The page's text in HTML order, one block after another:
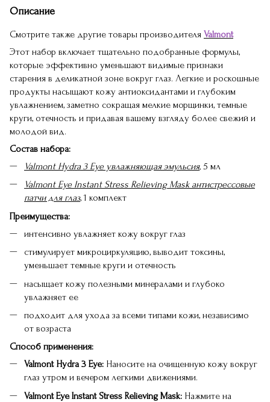
Описание
Смотрите также другие товары производителя Valmont
Этот набор включает тщательно подобранные формулы,
которые эффективно уменьшают видимые признаки
старения в деликатной зоне вокруг глаз. Легкие и роскошные
продукты насыщают кожу антиоксидантами и глубоким
увлажнением, заметно сокращая мелкие морщинки, темные
круги, отечность и придавая вашему взгляду более свежий и
молодой вид.
Состав набора:
Valmont Hydra 3 Eye увлажняющая эмульсия, 5 мл
Valmont Eye Instant Stress Relieving Mask антистрессовые
патчи для глаз, 1 комплект
Преимущества:
интенсивно увлажняет кожу вокруг глаз
стимулирует микроциркуляцию, выводит токсины,
уменьшает темные круги и отечность
насыщает кожу полезными минералами и глубоко
увлажняет ее
подходит для ухода за всеми типами кожи, независимо
от возраста
Способ применения:
Valmont Hydra 3 Eye: Наносите на очищенную кожу вокруг
глаз утром и вечером легкими движениями.
Valmont Eye Instant Stress Relieving Mask: Нажмите на